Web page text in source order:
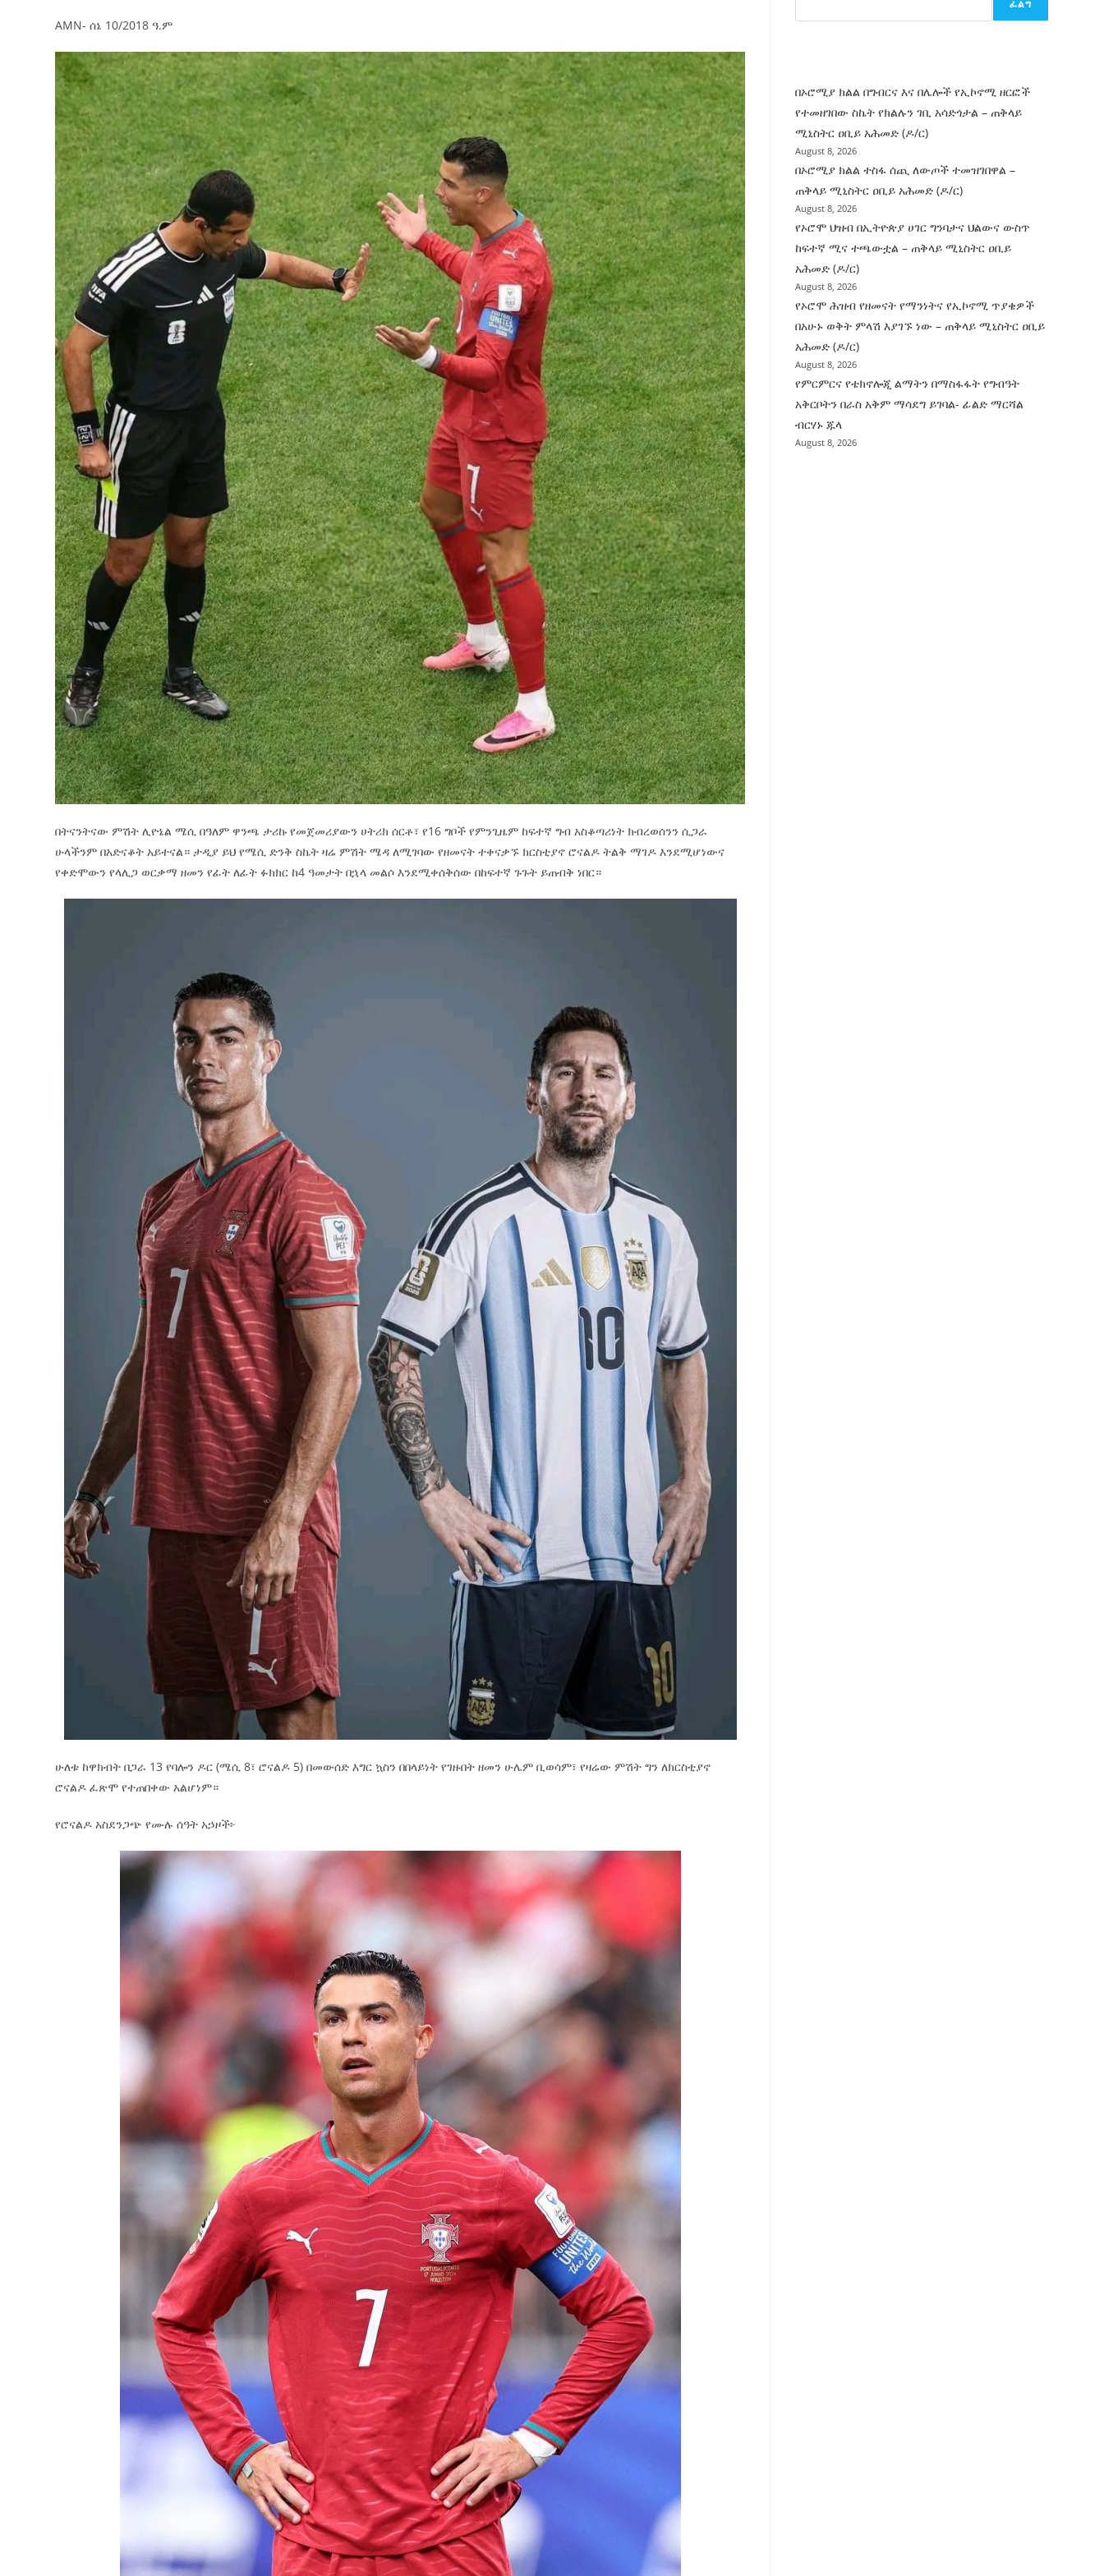
ተጨባጭ የልማት ስኬቶች ለመቀየር እየሰራ ነው
August 7, 2026
August 7, 2026
2ኛው የአዲስ ሚዲያ ኔትዎርክ አመራሮች እና
ሠራተኞች ስፖርት ፌስቲቫል በቴሌቪዥን ዘርፍ
አሸናፊነት ተጠናቀቀ
August 1, 2026
July 30, 2026
ትርክትን በማረም እና የወል ትርክትን በመገንባት
ሃላፊነቱን እየተወጣ ይገኛል
AmnAdmin October 17, 2025
AMN- ሰኔ 10/2018 ዓ.ም
በትናንትናው ምሽት ሊዮኔል ሜሲ በዓለም ዋንጫ ታሪኩ የመጀመሪያውን ሀትሪክ ሰርቶ፣ የ16 ግቦች የምንጊዜም ከፍተኛ ግብ አስቆጣሪነት ክብረወሰንን ሲጋራ
ሁላችንም በአድናቆት አይተናል። ታዲያ ይህ የሜሲ ድንቅ ስኬት ዛሬ ምሽት ሜዳ ለሚገባው የዘመናት ተቀናቃኙ ክርስቲያኖ ሮናልዶ ትልቅ ማገዶ እንደሚሆነውና
የቀድሞውን የላሊጋ ወርቃማ ዘመን የፊት ለፊት ፉክክር ከ4 ዓመታት በኋላ መልሶ እንደሚቀሰቅሰው በከፍተኛ ጉጉት ይጠብቅ ነበር።
ሁለቱ ከዋክብት በጋራ 13 የባሎን ዶር (ሜሲ 8፣ ሮናልዶ 5) በመውሰድ እግር ኳስን በበላይነት የገዙበት ዘመን ሁሌም ቢወሳም፣ የዛሬው ምሽት ግን ለክርስቲያኖ
ሮናልዶ ፈጽሞ የተጠበቀው አልሆነም።
የሮናልዶ አስደንጋጭ የሙሉ ሰዓት አኃዞች፦
ፈልግ
በኦሮሚያ ክልል በግብርና እና በሌሎች የኢኮኖሚ ዘርፎች
የተመዘገበው ስኬት የክልሉን ገቢ አሳድጎታል – ጠቅላይ
ሚኒስትር ዐቢይ አሕመድ (ዶ/ር)
August 8, 2026
በኦሮሚያ ክልል ተስፋ ሰጪ ለውጦች ተመዝገበዋል –
ጠቅላይ ሚኒስትር ዐቢይ አሕመድ (ዶ/ር)
August 8, 2026
የኦሮሞ ህዝብ በኢትዮጵያ ሀገር ግንባታና ህልውና ውስጥ
ከፍተኛ ሚና ተጫውቷል – ጠቅላይ ሚኒስትር ዐቢይ
አሕመድ (ዶ/ር)
August 8, 2026
የኦሮሞ ሕዝብ የዘመናት የማንነትና የኢኮኖሚ ጥያቄዎች
በአሁኑ ወቅት ምላሽ እያገኙ ነው – ጠቅላይ ሚኒስትር ዐቢይ
አሕመድ (ዶ/ር)
August 8, 2026
የምርምርና የቴክኖሎጂ ልማትን በማስፋፋት የግብዓት
አቅርቦትን በራስ አቅም ማሳደግ ይገባል- ፊልድ ማርሻል
ብርሃኑ ጁላ
August 8, 2026